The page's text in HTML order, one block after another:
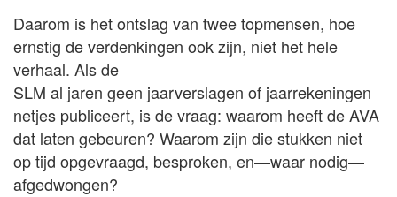
Daarom is het ontslag van twee topmensen, hoe
ernstig de verdenkingen ook zijn, niet het hele
verhaal. Als de
SLM al jaren geen jaarverslagen of jaarrekeningen
netjes publiceert, is de vraag: waarom heeft de AVA
dat laten gebeuren? Waarom zijn die stukken niet
op tijd opgevraagd, besproken, en—waar nodig—
afgedwongen?